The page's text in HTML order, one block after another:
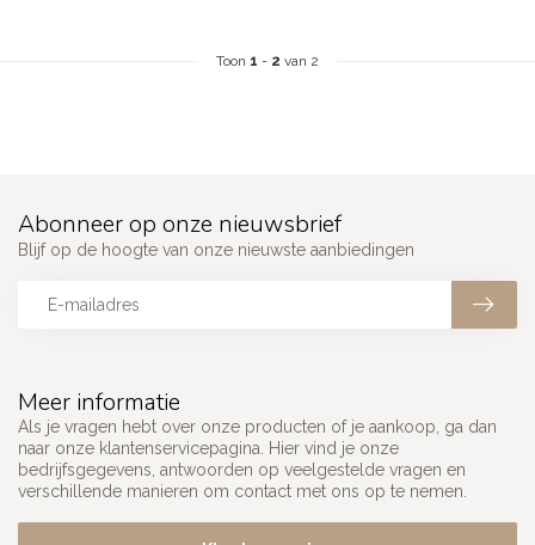
Toon 1 - 2 van 2
Meer informatie
Als je vragen hebt over onze producten of je aankoop, ga dan
naar onze klantenservicepagina. Hier vind je onze
bedrijfsgegevens, antwoorden op veelgestelde vragen en
verschillende manieren om contact met ons op te nemen.
Abonneer op onze nieuwsbrief
Blijf op de hoogte van onze nieuwste aanbiedingen